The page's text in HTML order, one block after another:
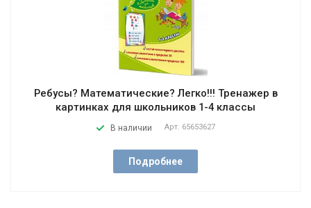
Ребусы? Математические? Легко!!! Тренажер в
картинках для школьников 1-4 классы
В наличии Арт. 65653627
Подробнее